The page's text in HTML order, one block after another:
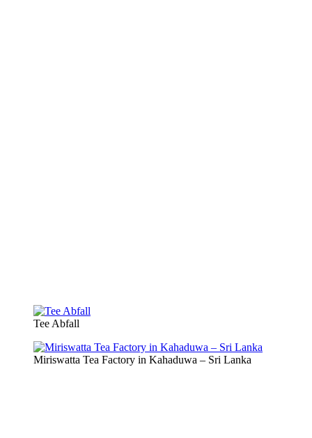
Tee Abfall
Miriswatta Tea Factory in Kahaduwa – Sri Lanka